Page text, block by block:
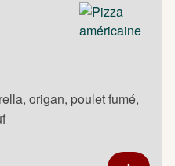
origan, poulet fumé,